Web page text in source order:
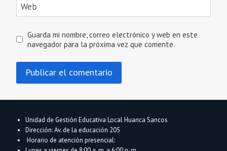
Web
Guarda mi nombre, correo electrónico y web en este
navegador para la próxima vez que comente.
Unidad de Gestión Educativa Local Huanca Sancos
Dirección: Av. de la educación 205
Horario de atención presencial: